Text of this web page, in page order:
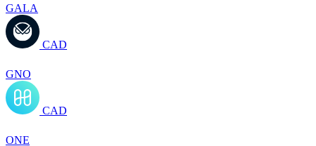
GALA
CAD
GNO
CAD
ONE